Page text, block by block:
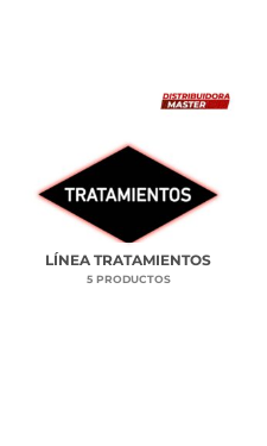
LÍNEA TRATAMIENTOS
5 PRODUCTOS